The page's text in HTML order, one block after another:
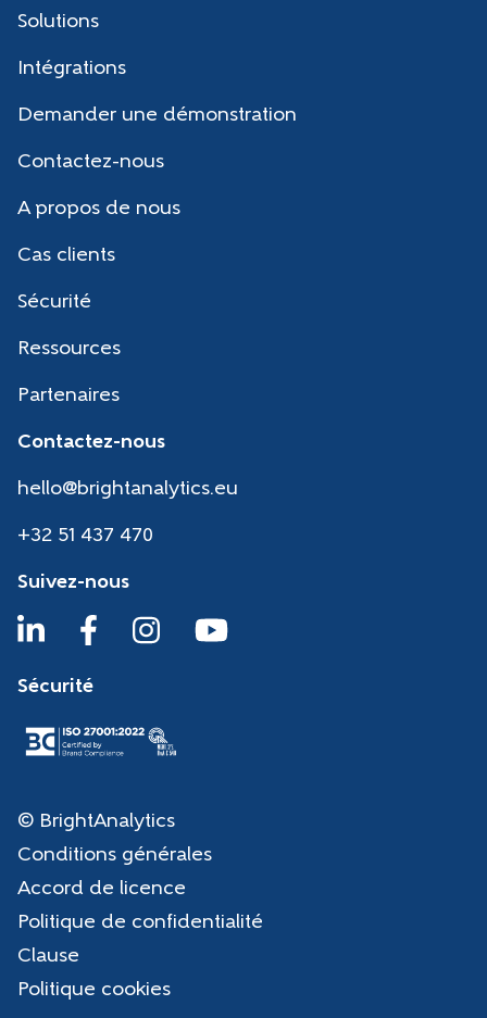
Solutions
Intégrations
Demander une démonstration
Contactez-nous
A propos de nous
Cas clients
Sécurité
Ressources
Partenaires
Contactez-nous
hello@brightanalytics.eu
+32 51 437 470
Suivez-nous
Sécurité
© BrightAnalytics
Conditions générales
Accord de licence
Politique de confidentialité
Clause
Politique cookies